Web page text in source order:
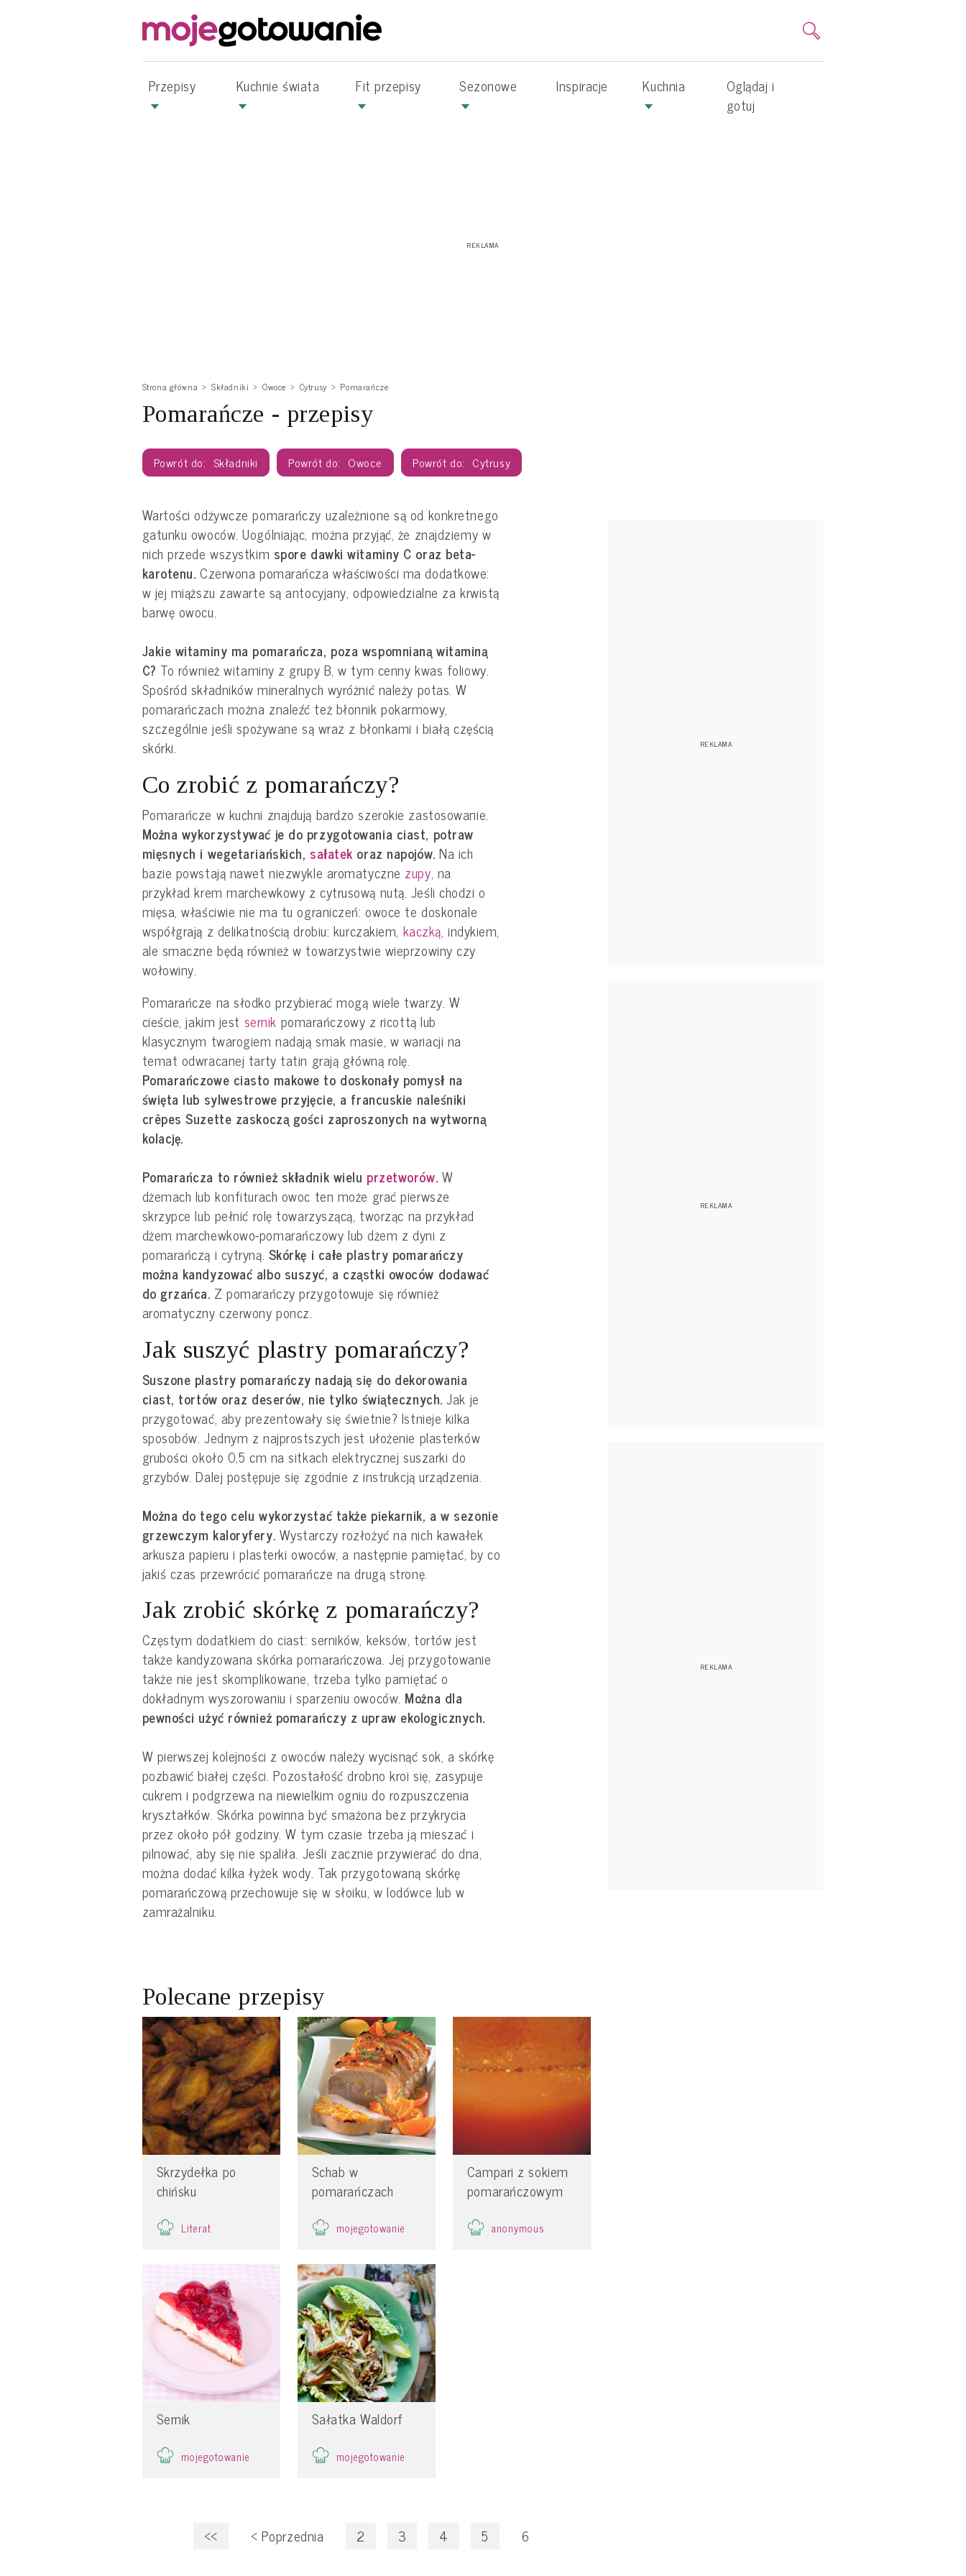
Przepisy Kuchnie świata Fit przepisy Sezonowe Inspiracje Kuchnia
Oglądaj i
gotuj
Strona główna Składniki Owoce Cytrusy Pomarańcze
Pomarańcze - przepisy
Składniki Owoce Cytrusy
Wartości odżywcze pomarańczy uzależnione są od konkretnego
gatunku owoców. Uogólniając, można przyjąć, że znajdziemy w
nich przede wszystkim spore dawki witaminy C oraz beta-
karotenu. Czerwona pomarańcza właściwości ma dodatkowe:
w jej miąższu zawarte są antocyjany, odpowiedzialne za krwistą
barwę owocu.
Jakie witaminy ma pomarańcza, poza wspomnianą witaminą
C? To również witaminy z grupy B, w tym cenny kwas foliowy.
Spośród składników mineralnych wyróżnić należy potas. W
pomarańczach można znaleźć też błonnik pokarmowy,
szczególnie jeśli spożywane są wraz z błonkami i białą częścią
skórki.
Co zrobić z pomarańczy?
Pomarańcze w kuchni znajdują bardzo szerokie zastosowanie.
Można wykorzystywać je do przygotowania ciast, potraw
mięsnych i wegetariańskich, sałatek oraz napojów. Na ich
bazie powstają nawet niezwykle aromatyczne zupy, na
przykład krem marchewkowy z cytrusową nutą. Jeśli chodzi o
mięsa, właściwie nie ma tu ograniczeń: owoce te doskonale
współgrają z delikatnością drobiu: kurczakiem, kaczką, indykiem,
ale smaczne będą również w towarzystwie wieprzowiny czy
wołowiny.
Pomarańcze na słodko przybierać mogą wiele twarzy. W
cieście, jakim jest sernik pomarańczowy z ricottą lub
klasycznym twarogiem nadają smak masie, w wariacji na
temat odwracanej tarty tatin grają główną rolę.
Pomarańczowe ciasto makowe to doskonały pomysł na
święta lub sylwestrowe przyjęcie, a francuskie naleśniki
crêpes Suzette zaskoczą gości zaproszonych na wytworną
kolację.
Pomarańcza to również składnik wielu przetworów. W
dżemach lub konfiturach owoc ten może grać pierwsze
skrzypce lub pełnić rolę towarzyszącą, tworząc na przykład
dżem marchewkowo-pomarańczowy lub dżem z dyni z
pomarańczą i cytryną. Skórkę i całe plastry pomarańczy
można kandyzować albo suszyć, a cząstki owoców dodawać
do grzańca. Z pomarańczy przygotowuje się również
aromatyczny czerwony poncz.
Jak suszyć plastry pomarańczy?
Suszone plastry pomarańczy nadają się do dekorowania
ciast, tortów oraz deserów, nie tylko świątecznych. Jak je
przygotować, aby prezentowały się świetnie? Istnieje kilka
sposobów. Jednym z najprostszych jest ułożenie plasterków
grubości około 0,5 cm na sitkach elektrycznej suszarki do
grzybów. Dalej postępuje się zgodnie z instrukcją urządzenia.
Można do tego celu wykorzystać także piekarnik, a w sezonie
grzewczym kaloryfery. Wystarczy rozłożyć na nich kawałek
arkusza papieru i plasterki owoców, a następnie pamiętać, by co
jakiś czas przewrócić pomarańcze na drugą stronę.
Jak zrobić skórkę z pomarańczy?
Częstym dodatkiem do ciast: serników, keksów, tortów jest
także kandyzowana skórka pomarańczowa. Jej przygotowanie
także nie jest skomplikowane, trzeba tylko pamiętać o
dokładnym wyszorowaniu i sparzeniu owoców. Można dla
pewności użyć również pomarańczy z upraw ekologicznych.
W pierwszej kolejności z owoców należy wycisnąć sok, a skórkę
pozbawić białej części. Pozostałość drobno kroi się, zasypuje
cukrem i podgrzewa na niewielkim ogniu do rozpuszczenia
kryształków. Skórka powinna być smażona bez przykrycia
przez około pół godziny. W tym czasie trzeba ją mieszać i
pilnować, aby się nie spaliła. Jeśli zacznie przywierać do dna,
można dodać kilka łyżek wody. Tak przygotowaną skórkę
pomarańczową przechowuje się w słoiku, w lodówce lub w
zamrażalniku.
Polecane przepisy
Skrzydełka po
chińsku
Literat
Schab w
pomarańczach
mojegotowanie
Campari z sokiem
pomarańczowym
anonymous
Sernik
mojegotowanie
Sałatka Waldorf
mojegotowanie
<< < Poprzednia 2 3 4 5 6